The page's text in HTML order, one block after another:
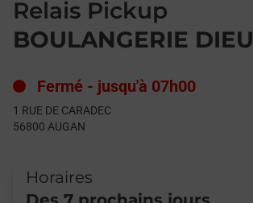
Relais Pickup
BOULANGERIE DIEU
Fermé - jusqu'à 07h00
1 RUE DE CARADEC
56800 AUGAN
Horaires